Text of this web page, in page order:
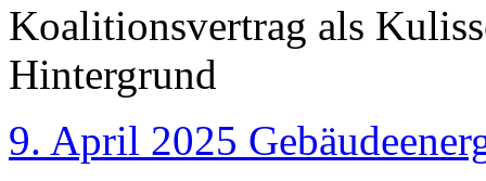
Koalitionsvertrag als
Hintergrund
9. April 2025